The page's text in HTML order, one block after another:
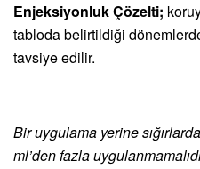
EnjeksiyonlukÇözelti;
tabloda belirtildiği
tavsiye edilir.
Bir uygulama yerine
ml’den fazla